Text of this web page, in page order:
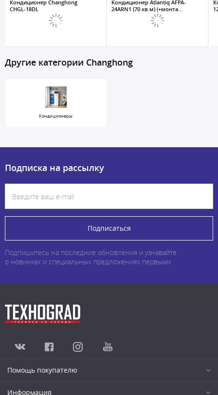
Кондиционер Changhong
CHGL-18DL
Кондиционер Atlantiq AFPA-
24ARN1 (70 кв.м) (+монта...
Другие категории Changhong
Кондиционеры
Подписка на рассылку
Подписаться
Подпишитесь на последние обновления и узнавайте
о новинках и специальных предложениях первыми
Помощь покупателю
Информация